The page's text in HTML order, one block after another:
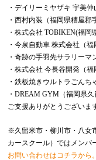
・デイリーミヤザキ 宇美
・西村内装（福岡県糟屋郡
・株式会社 TOBIKEN(福岡
・今泉自動車 株式会社（福
・奇跡の手羽先サラリーマ
・株式会社 今長谷開発（福
・鉄板焼きウルトラごんち
・DREAM GYM（福岡県久
ご支援ありがとうございま
※久留米市・柳川市・八女
カースクール）ではメンバ
お問い合わせはコチラから。